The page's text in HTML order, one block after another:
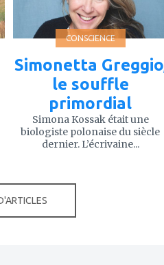
CONSCIENCE
Simonetta
le souffle
primordial
Simona Kossak était une
biologiste polonaise du siècle
dernier. L’écrivaine...